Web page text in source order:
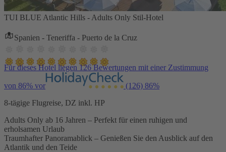
TUI BLUE Atlantic Hills - Adults Only Stil-Hotel
Spanien - Teneriffa - Puerto de la Cruz
Für dieses Hotel liegen 126 Bewertungen mit einer Zustimmung
von 86% vor (126) 86%
8-tägige Flugreise, DZ inkl. HP
Adults Only ab 16 Jahren – Perfekt für einen ruhigen und
erholsamen Urlaub
Traumhafter Panoramablick – Genießen Sie den Ausblick auf den
Atlantik und den Teide